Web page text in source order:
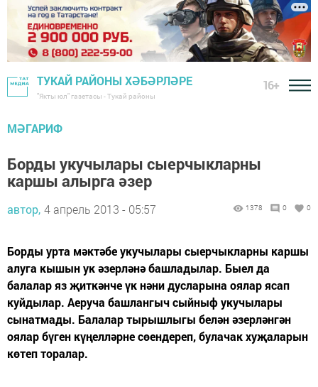
ТУКАЙ РАЙОНЫ ХӘБӘРЛӘРЕ
"Якты юл" газетасы - Тукай районы
16+
МӘГАРИФ
Борды укучылары сыерчыкларны
каршы алырга әзер
автор, 4 апрель 2013 - 05:57 1378 0 0
Борды урта мәктәбе укучылары сыерчыкларны каршы
алуга кышын ук әзерләнә башладылар. Быел да
балалар яз җиткәнче үк нәни дусларына оялар ясап
куйдылар. Аеруча башлангыч сыйныф укучылары
сынатмады. Балалар тырышлыгы белән әзерләнгән
оялар бүген күңелләрне сөендереп, булачак хуҗаларын
көтеп торалар.